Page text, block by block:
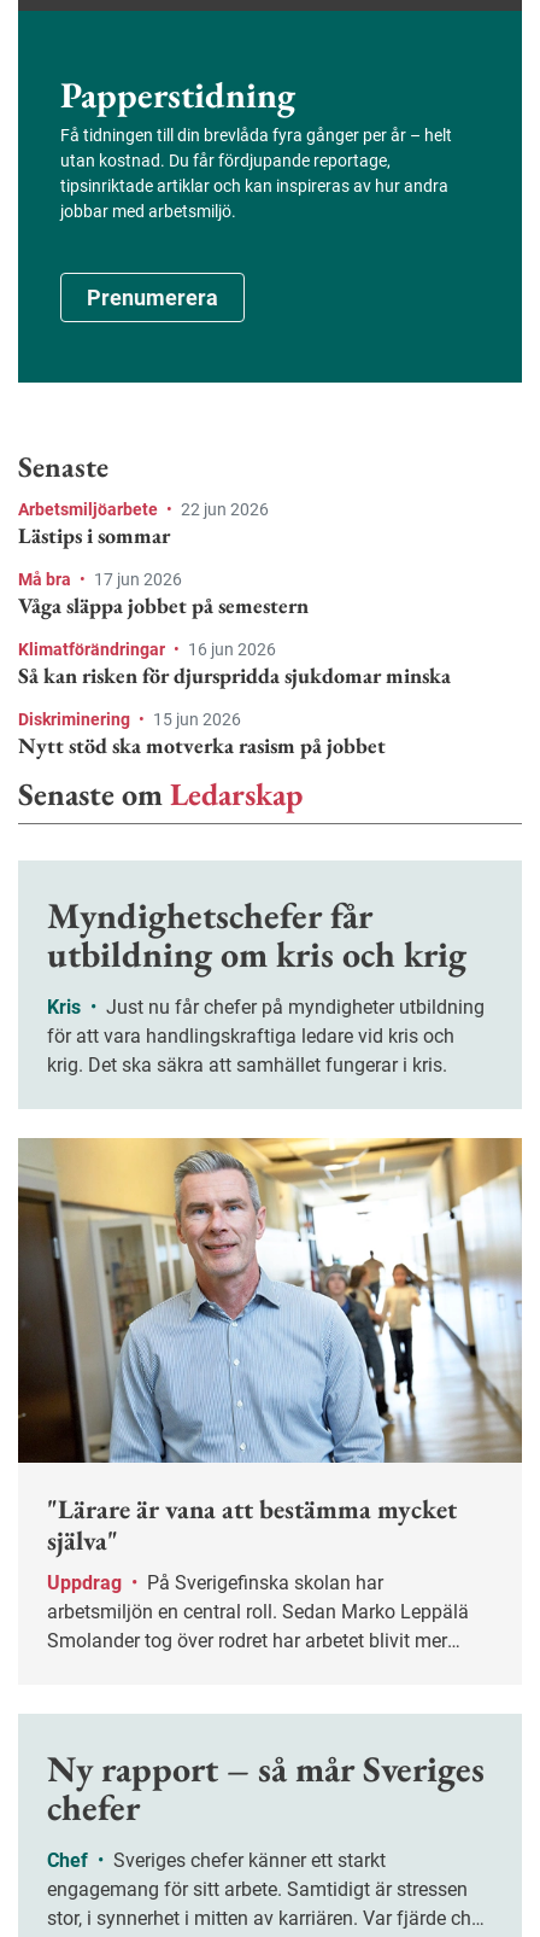
Papperstidning
Få tidningen till din brevlåda fyra gånger per år – helt
utan kostnad. Du får fördjupande reportage,
tipsinriktade artiklar och kan inspireras av hur andra
jobbar med arbetsmiljö.
Prenumerera
Senaste
Arbetsmiljöarbete • 22 jun 2026
Lästips i sommar
Må bra • 17 jun 2026
Våga släppa jobbet på semestern
Klimatförändringar • 16 jun 2026
Så kan risken för djurspridda sjukdomar minska
Diskriminering • 15 jun 2026
Nytt stöd ska motverka rasism på jobbet
Senaste omLedarskap
Myndighetschefer får
utbildning om kris och krig
Kris •
för att vara handlingskraftiga ledare vid kris och
krig. Det ska säkra att samhället fungerar i kris.
"Lärare är vana att bestämma mycket
själva"
Uppdrag •
arbetsmiljön en central roll. Sedan Marko Leppälä
Smolander tog över rodret har arbetet blivit mer
Ny rapport – så mår Sveriges
chefer
Chef •
engagemang för sitt arbete. Samtidigt är stressen
stor, i synnerhet i mitten av karriären. Var fjärde chef